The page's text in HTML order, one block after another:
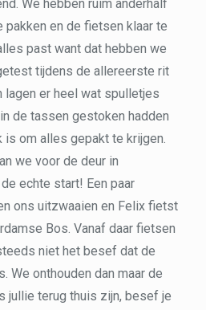
We hebben ruim anderhalf
pakken en de fietsen klaar te
past want dat hebben we
tijdens de allereerste rit
lagen er heel wat spulletjes
de tassen gestoken hadden
om alles gepakt te krijgen.
we voor de deur in
echte start! Een paar
ons uitzwaaien en Felix fietst
Bos. Vanaf daar fietsen
niet het besef dat de
We onthouden dan maar de
jullie terug thuis zijn, besef je